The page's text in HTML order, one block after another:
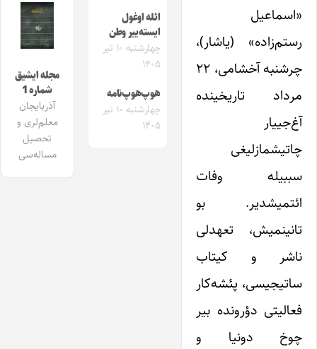
«اسماعیل
رستم‌زاده» (یاشار)،
چرشنبه آخشامی، ۲۲
مرداد تاریخینده
آغ‌جییار
چاتیشمازلیغی
سببیله وفات
ائتمیشدیر. بو
تانینمیش، تعهدلی
ناشر و کیتاب
ساتیجیسی، پئشه‌کار
فعالیتی دؤرونده بیر
چوخ دونیا و
ائله اوغول
ایسته‌ییر وطن
چهارشنبه ۱۰ تیر
۱۴۰۵
هوپ‌هوپ‌نامه
چهارشنبه ۱۰ تیر
۱۴۰۵
مجله ایشیق
شماره 1
آذربایجان
معلم‌لری و
تحصیل
مساله‌سی